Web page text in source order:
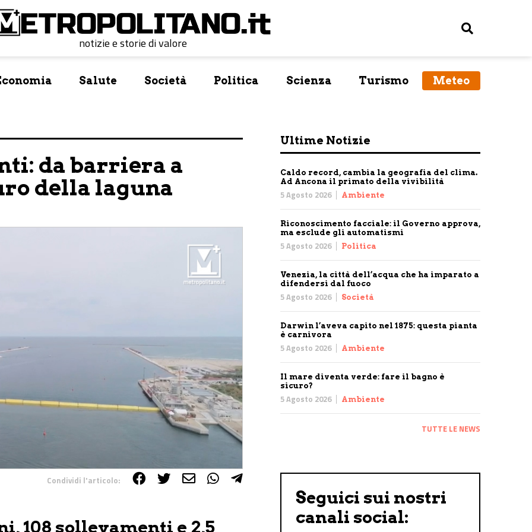
notizie e storie di valore
Salute Società Politica Scienza Turismo Meteo
da barriera a
della laguna
Condividi l'articolo:
108 sollevamenti e 2,5
Ultime Notizie
Caldo record, cambia la geografia del clima.
Ad Ancona il primato della vivibilità
5 Agosto 2026 Ambiente
Riconoscimento facciale: il Governo approva,
ma esclude gli automatismi
5 Agosto 2026 Politica
Venezia, la città dell’acqua che ha imparato a
difendersi dal fuoco
5 Agosto 2026 Società
Darwin l’aveva capito nel 1875: questa pianta
è carnivora
5 Agosto 2026 Ambiente
Il mare diventa verde: fare il bagno è
sicuro?
5 Agosto 2026 Ambiente
TUTTE LE NEWS
Seguici sui nostri
canali social: